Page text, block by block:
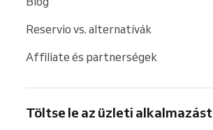
Reservio vs. alternatívák
Affiliate és partnerségek
Töltse le az üzleti alkalmazást